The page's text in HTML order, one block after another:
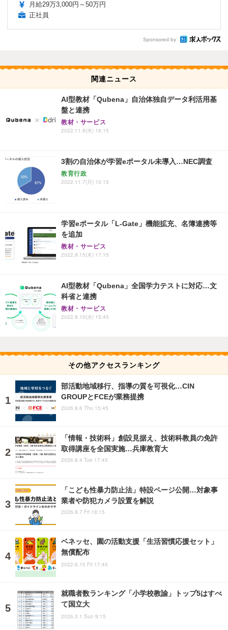
月給29万3,000円～50万円
正社員
Sponsored by
関連ニュース
AI型教材「Qubena」自治体独自データ利活用基
盤と連携
教材・サービス
2022.11.9(水) 16:15
3割の自治体が学習eポータル未導入…NEC調査
教育行政
2022.11.7(月) 10:15
学習eポータル「L-Gate」機能拡充、名簿連携等
を追加
教材・サービス
2022.9.15(木) 17:15
AI型教材「Qubena」全国学力テストに対応…文
科省と連携
教材・サービス
2022.8.10(水) 15:45
その他アクセスランキング
部活動地域移行、指導の質を可視化…CIN
GROUPとFCEが業務提携
2026.8.6 Thu 15:45
「情報・技術科」創設見据え、技術科教員の免許
取得講座を全国実施…兵庫教育大
2026.8.4 Tue 17:45
「こども性暴力防止法」特設ページ公開…対象事
業者や防犯カメラ設置を解説
2026.8.7 Fri 18:15
ベネッセ、園の活動支援「生活習慣応援セット」
無償配布
2022.6.10 Fri 17:45
就職者数ランキング「小学校教諭」トップ5はすべ
て国立大
2026.3.1 Sun 9:15